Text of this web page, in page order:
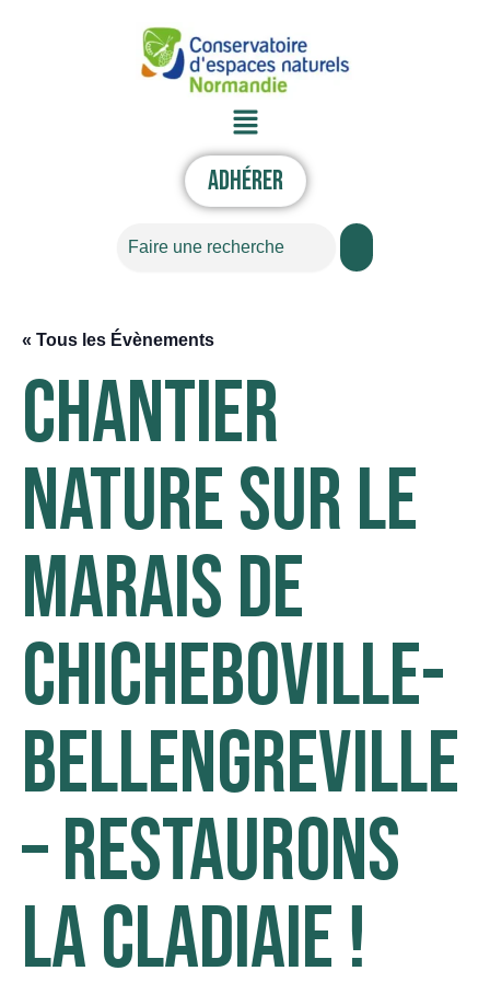
Menu
Adhérer
« Tous les Évènements
Chantier
nature sur le
Marais de
Chicheboville-
Bellengreville
– Restaurons
la cladiaie !